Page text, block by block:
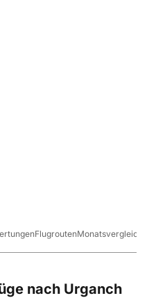
FlugroutenMonatsvergleich
nach Urganch